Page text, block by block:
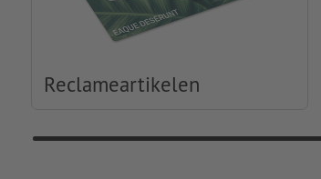
Reclameartikelen